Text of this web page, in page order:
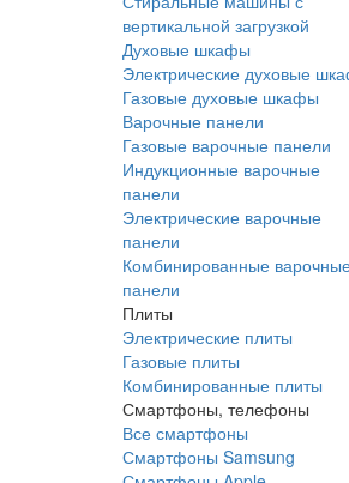
вертикальной загрузкой
Духовые шкафы
Электрические духовые
Газовые духовые шкафы
Варочные панели
Газовые варочные панели
Индукционные варочные
панели
Электрические варочные
панели
Комбинированные
панели
Плиты
Электрические плиты
Газовые плиты
Комбинированные плиты
Смартфоны, телефоны
Все смартфоны
Смартфоны Samsung